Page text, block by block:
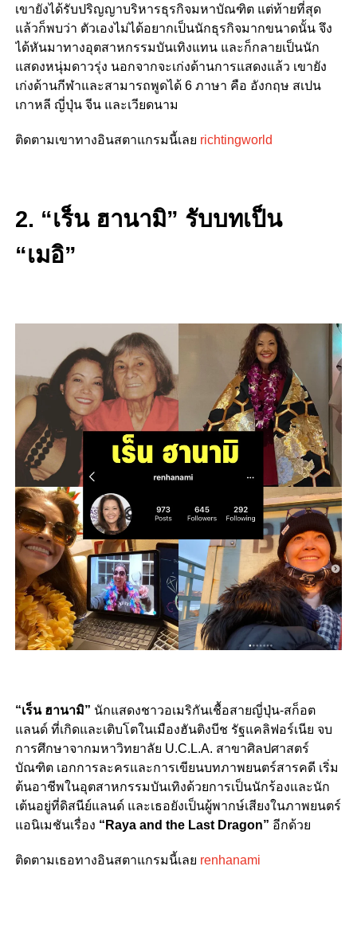
เขายังได้รับปริญญาบริหารธุรกิจมหาบัณฑิต แต่ท้ายที่สุด
แล้วก็พบว่า ตัวเองไม่ได้อยากเป็นนักธุรกิจมากขนาดนั้น จึง
ได้หันมาทางอุตสาหกรรมบันเทิงแทน และก็กลายเป็นนัก
แสดงหนุ่มดาวรุ่ง นอกจากจะเก่งด้านการแสดงแล้ว เขายัง
เก่งด้านกีฬาและสามารถพูดได้ 6 ภาษา คือ อังกฤษ สเปน
เกาหลี ญี่ปุ่น จีน และเวียดนาม
ติดตามเขาทางอินสตาแกรมนี้เลย richtingworld
2. “เร็น ฮานามิ” รับบทเป็น
“เมอิ”
“เร็น ฮานามิ” นักแสดงชาวอเมริกันเชื้อสายญี่ปุ่น-สก็อต
แลนด์ ที่เกิดและเติบโตในเมืองฮันติงบีช รัฐแคลิฟอร์เนีย จบ
การศึกษาจากมหาวิทยาลัย U.C.L.A. สาขาศิลปศาสตร์
บัณฑิต เอกการละครและการเขียนบทภาพยนตร์สารคดี เริ่ม
ต้นอาชีพในอุตสาหกรรมบันเทิงด้วยการเป็นนักร้องและนัก
เต้นอยู่ที่ดิสนีย์แลนด์ และเธอยังเป็นผู้พากษ์เสียงในภาพยนตร์
แอนิเมชันเรื่อง “Raya and the Last Dragon” อีกด้วย
ติดตามเธอทางอินสตาแกรมนี้เลย renhanami